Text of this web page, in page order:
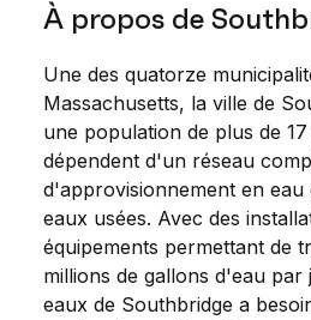
À propos de
Une des quatorze
Massachusetts, la ville de
une population de plus de
dépendent d'un réseau
d'approvisionnement en eau
eaux usées. Avec des
équipements permettant de
millions de gallons d'eau par
eaux de Southbridge a